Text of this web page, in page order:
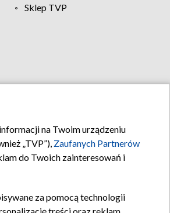
Sklep TVP
na Twoim urządzeniu
„TVP”), Zaufanych Partnerów
do Twoich zainteresowań i
za pomocą technologii